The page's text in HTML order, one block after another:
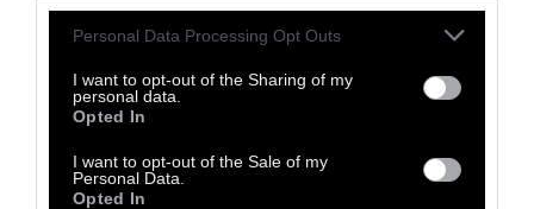
Personal Data Processing Opt Outs
I want to opt-out of the Sharing of my
personal data.
Opted In
I want to opt-out of the Sale of my
Personal Data.
Opted In
ΠΡΟΠΑΓΑΝΔΑ